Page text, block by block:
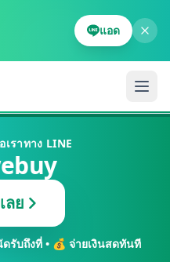
แอด
ราทาง LINE
ลย
รับถึงที่ • 💰 จ่ายเงินสดทันที